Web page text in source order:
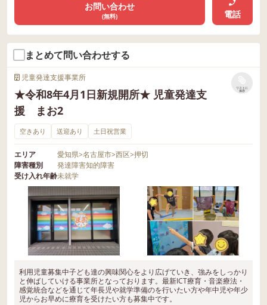
お問い合わせ
(無料) 電話
まとめて問い合わせする
児童発達支援事業所
★令和8年4月1日新規開所★ 児童発達支
援 まお2
リストに
保存
空きあり 送迎あり 土日祝営業
エリア 愛知県>名古屋市>西区>押切
障害種別
発達障害知的障害
受け入れ年齢未就学
利用児童募集中子ども達の興味関心をより広げていき、強みをしっかり
と伸ばしていける事業所となっております。最新ICT療育・音楽療法・
感覚統合などを通じて年長児や就学準備のを行いたい方や年中児や年少
児からお早めに療育を受けたい方も募集中です。